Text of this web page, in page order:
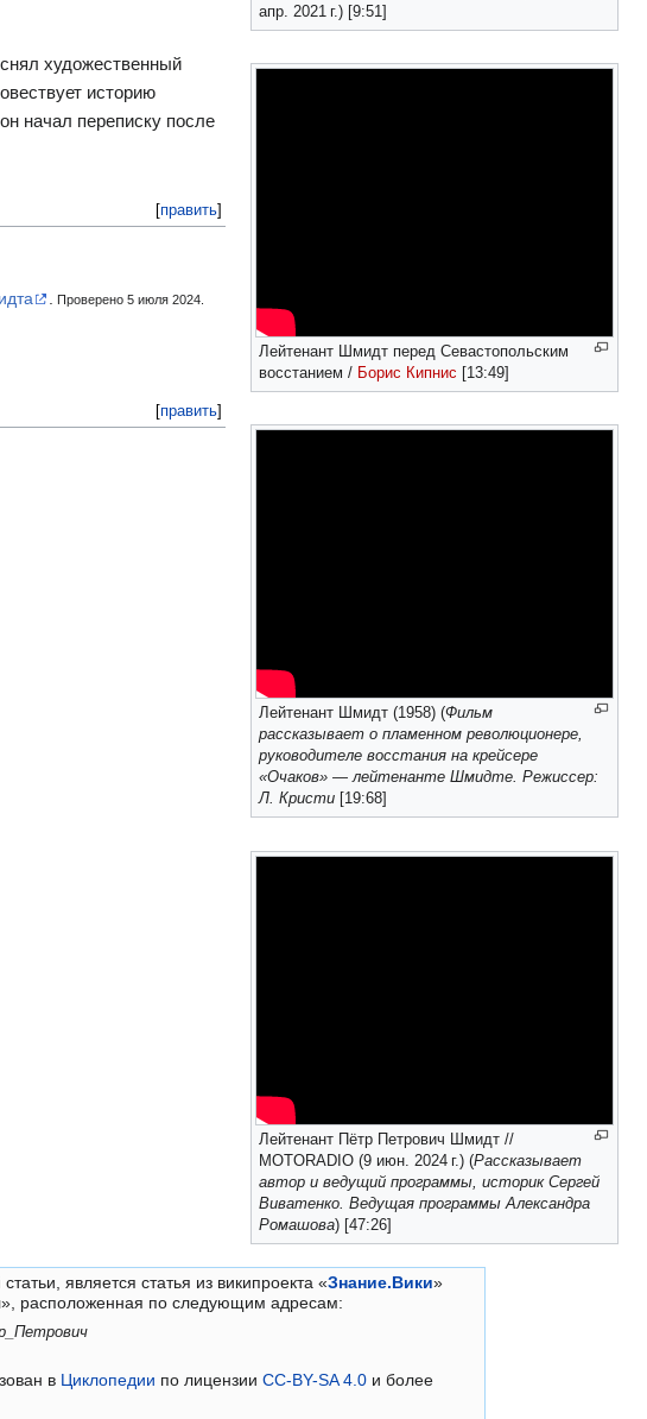
апр. 2021 г.) [9:51]
Лейтенант Шмидт перед Севастопольским
восстанием / Борис Кипнис [13:49]
Лейтенант Шмидт (1958) (Фильм
рассказывает о пламенном революционере,
руководителе восстания на крейсере
«Очаков» — лейтенанте Шмидте. Режиссер:
Л. Кристи [19:68]
Лейтенант Пётр Петрович Шмидт //
MOTORADIO (9 июн. 2024 г.) (Рассказывает
автор и ведущий программы, историк Сергей
Виватенко. Ведущая программы Александра
Ромашова) [47:26]
снял художественный
историю
начал переписку после
[править]
Проверено 5 июля 2024.
[править]
является статья из википроекта «Знание.Вики»
», расположенная по следующим адресам:
в Циклопедии по лицензии CC-BY-SA 4.0 и более